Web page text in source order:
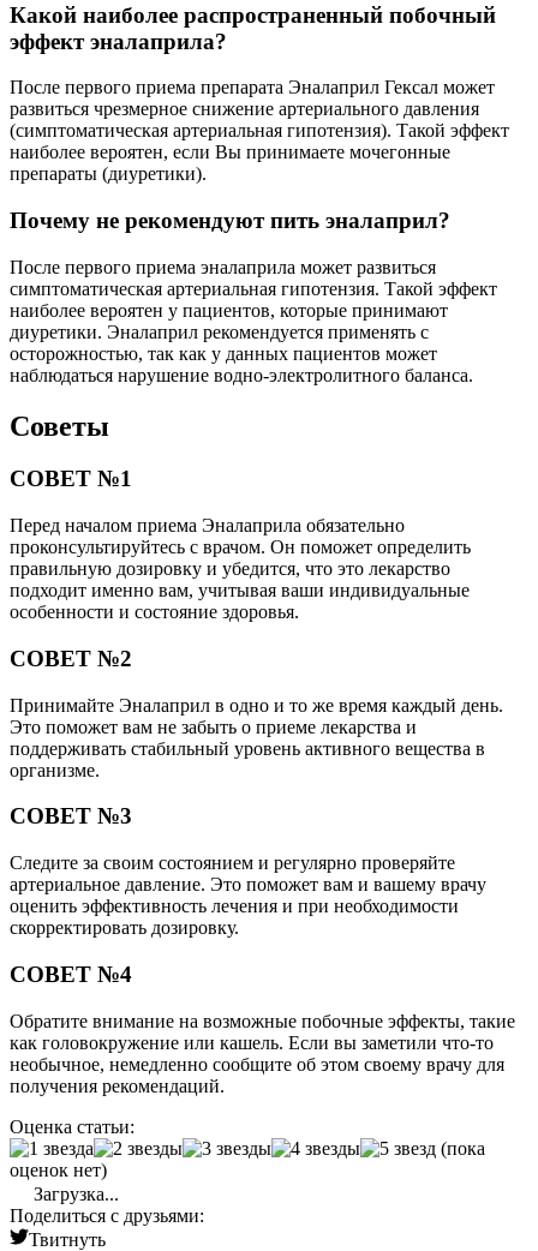
Какой наиболее распространенный побочный
эффект эналаприла?
После первого приема препарата Эналаприл Гексал может
развиться чрезмерное снижение артериального давления
(симптоматическая артериальная гипотензия). Такой эффект
наиболее вероятен, если Вы принимаете мочегонные
препараты (диуретики).
Почему не рекомендуют пить эналаприл?
После первого приема эналаприла может развиться
симптоматическая артериальная гипотензия. Такой эффект
наиболее вероятен у пациентов, которые принимают
диуретики. Эналаприл рекомендуется применять с
осторожностью, так как у данных пациентов может
наблюдаться нарушение водно-электролитного баланса.
Советы
СОВЕТ №1
Перед началом приема Эналаприла обязательно
проконсультируйтесь с врачом. Он поможет определить
правильную дозировку и убедится, что это лекарство
подходит именно вам, учитывая ваши индивидуальные
особенности и состояние здоровья.
СОВЕТ №2
Принимайте Эналаприл в одно и то же время каждый день.
Это поможет вам не забыть о приеме лекарства и
поддерживать стабильный уровень активного вещества в
организме.
СОВЕТ №3
Следите за своим состоянием и регулярно проверяйте
артериальное давление. Это поможет вам и вашему врачу
оценить эффективность лечения и при необходимости
скорректировать дозировку.
СОВЕТ №4
Обратите внимание на возможные побочные эффекты, такие
как головокружение или кашель. Если вы заметили что-то
необычное, немедленно сообщите об этом своему врачу для
получения рекомендаций.
Оценка статьи:
(пока
оценок нет)
Загрузка...
Поделиться с друзьями:
Твитнуть